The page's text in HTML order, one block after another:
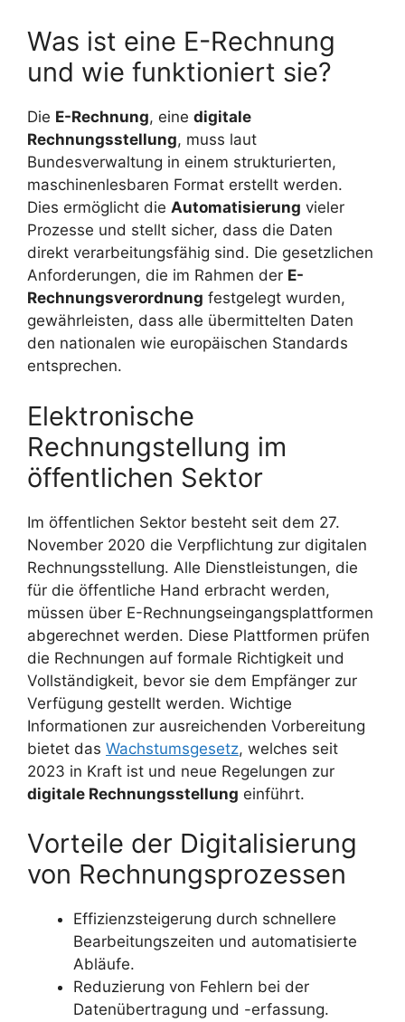
Was ist eine E-Rechnung
und wie funktioniert sie?
Die E-Rechnung, eine digitale
Rechnungsstellung, muss laut
Bundesverwaltung in einem strukturierten,
maschinenlesbaren Format erstellt werden.
Dies ermöglicht die Automatisierung vieler
Prozesse und stellt sicher, dass die Daten
direkt verarbeitungsfähig sind. Die gesetzlichen
Anforderungen, die im Rahmen der E-
Rechnungsverordnung festgelegt wurden,
gewährleisten, dass alle übermittelten Daten
den nationalen wie europäischen Standards
entsprechen.
Elektronische
Rechnungstellung im
öffentlichen Sektor
Im öffentlichen Sektor besteht seit dem 27.
November 2020 die Verpflichtung zur digitalen
Rechnungsstellung. Alle Dienstleistungen, die
für die öffentliche Hand erbracht werden,
müssen über E-Rechnungseingangsplattformen
abgerechnet werden. Diese Plattformen prüfen
die Rechnungen auf formale Richtigkeit und
Vollständigkeit, bevor sie dem Empfänger zur
Verfügung gestellt werden. Wichtige
Informationen zur ausreichenden Vorbereitung
bietet das Wachstumsgesetz, welches seit
2023 in Kraft ist und neue Regelungen zur
digitale Rechnungsstellung einführt.
Vorteile der Digitalisierung
von Rechnungsprozessen
Effizienzsteigerung durch schnellere
Bearbeitungszeiten und automatisierte
Abläufe.
Reduzierung von Fehlern bei der
Datenübertragung und -erfassung.